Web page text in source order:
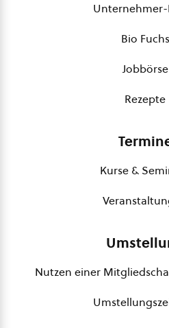
Bio Fuchs
Jobbörse
Rezepte
Kurse &
Nutzen einer